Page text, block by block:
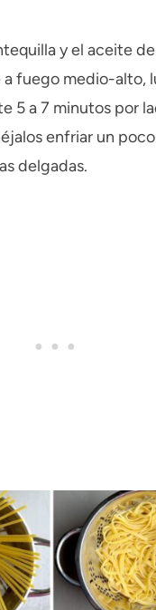
y el aceite
a fuego medio-alto,
5 a 7 minutos por
enfriar un
delgadas.